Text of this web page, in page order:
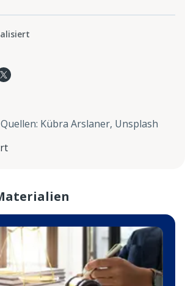
: Kübra Arslaner, Unsplash